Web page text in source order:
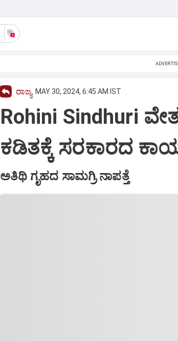
ರಾಜ್ಯ MAY 30, 2024, 6:45 AM IST
Rohini Sindhuri
ಕಡಿತಕ್ಕೆ ಸರಕಾರದ
ಅತಿಥಿ ಗೃಹದ ಸಾಮಗ್ರಿ ನಾಪತ್ತೆ